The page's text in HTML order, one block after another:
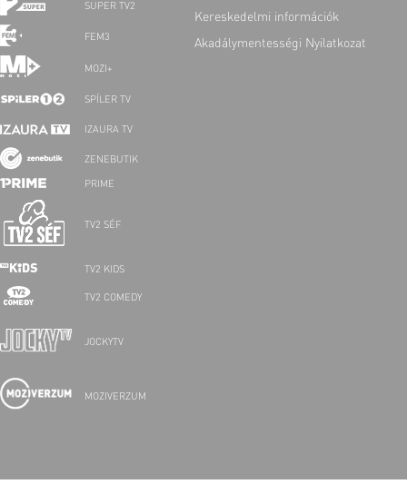
SUPER TV2
FEM3
MOZI+
SPÍLER TV
IZAURA TV
ZENEBUTIK
PRIME
TV2 SÉF
TV2 KIDS
TV2 COMEDY
JOCKYTV
MOZIVERZUM
Kereskedelmi információk
Akadálymentességi Nyilatkozat